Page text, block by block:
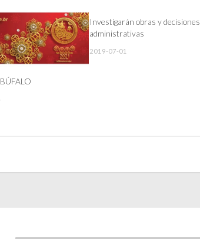
Investigarán obras y decisiones
administrativas
2019-07-01